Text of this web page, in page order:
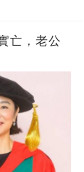
亡，老公